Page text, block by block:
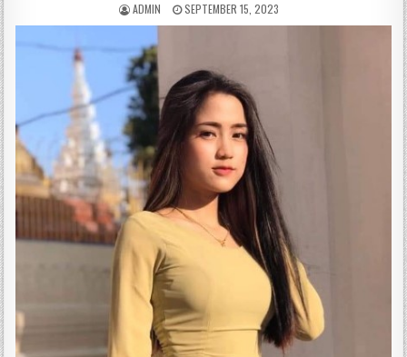
ADMIN SEPTEMBER 15, 2023